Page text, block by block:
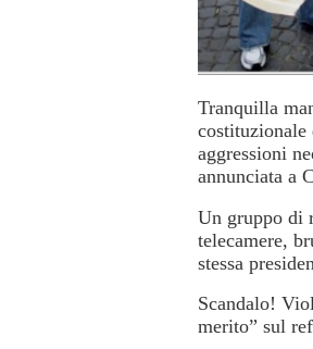
Tranquilla
aggressioni
annunciata a
Un gruppo di
telecamere,
stessa
Scandalo!
merito” sul